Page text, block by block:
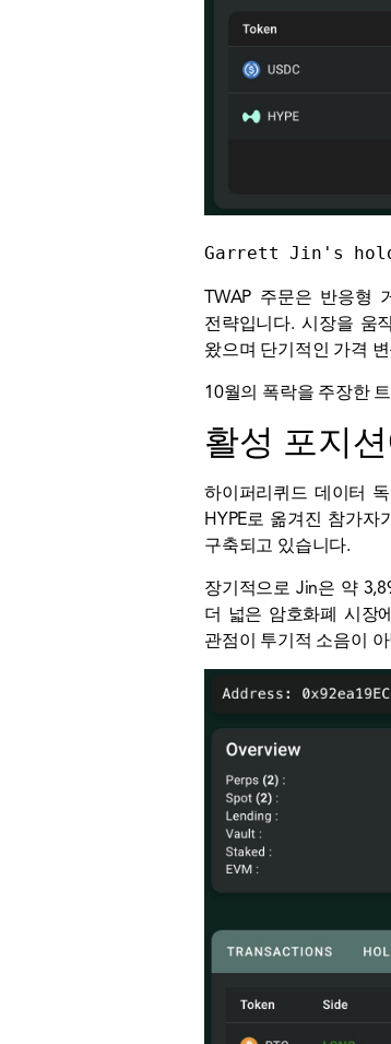
Garrett Jin's
TWAP 주문은 반응형
전략입니다. 시장을 움
왔으며 단기적인 가격
10월의 폭락을 주장한
활성 포지
하이퍼리퀴드 데이터
HYPE로 옮겨진 참가
구축되고 있습니다.
장기적으로 Jin은 약
더 넓은 암호화폐 시장
관점이 투기적 소음이